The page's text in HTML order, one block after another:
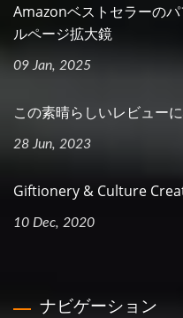
Amazonベストセラーの
ルページ拡大鏡
09 Jan, 2025
この素晴らしいレビュー
28 Jun, 2023
Giftionery & Culture
10 Dec, 2020
ナビゲーション